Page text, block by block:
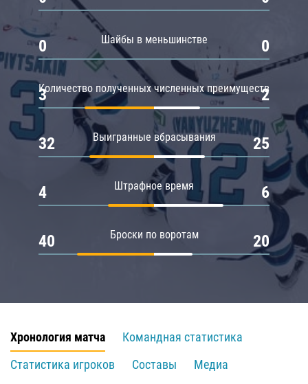
Шайбы в меньшинстве
0 0
Количество полученных численных преимуществ
3 2
Выигранные вбрасывания
32 25
Штрафное время
4 6
Броски по воротам
40 20
Хронология матча
Командная статистика
Статистика игроков
Составы
Медиа